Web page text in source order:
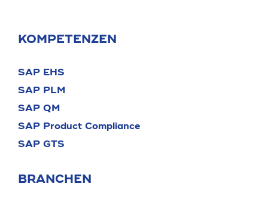
KOMPETENZEN
SAP EHS
SAP PLM
SAP QM
SAP Product Compliance
SAP GTS
BRANCHEN